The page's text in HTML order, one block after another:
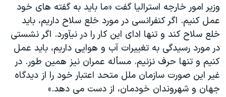
وزير امور خارجه استراليا گفت «ما بايد به گفته های خود
عمل کنيم. اگر کنفرانسی در مورد خلع سلاح داريم، بايد
خلع سلاح کند و تنها ادای اين کار را در نيآورد. اگر نشستی
در مورد رسيدگی به تغييرات آب و هوايی داريم، بايد عمل
کنيم و تنها حرف نزنيم. مسأله عمران نيز همين طور. در
غير اين صورت سازمان ملل متحد اعتبار خود را از ديدگاه
جهان و شهروندان خودمان، از دست می دهد.»